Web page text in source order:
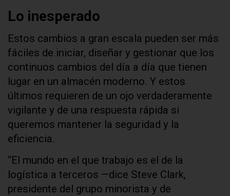
Lo inesperado
Estos cambios a gran escala pueden ser más
fáciles de iniciar, diseñar y gestionar que los
continuos cambios del día a día que tienen
lugar en un almacén moderno. Y estos
últimos requieren de un ojo verdaderamente
vigilante y de una respuesta rápida si
queremos mantener la seguridad y la
eficiencia.
“El mundo en el que trabajo es el de la
logística a terceros —dice Steve Clark,
presidente del grupo minorista y de